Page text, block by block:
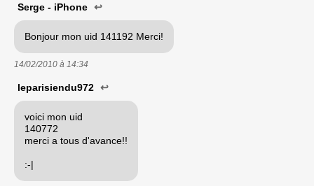
Serge - iPhone ↩
Bonjour mon uid 141192 Merci!
14/02/2010 à 14:34
leparisiendu972 ↩
voici mon uid
140772
merci a tous d'avance!!
:-|